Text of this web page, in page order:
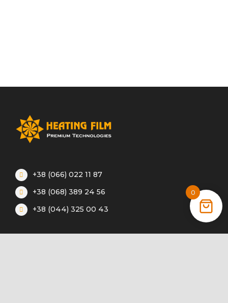
+38 (066) 022 11 87
+38 (068) 389 24 56
+38 (044) 325 00 43
0